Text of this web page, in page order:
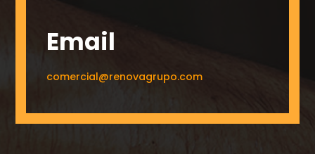
Email
comercial@renovagrupo.com